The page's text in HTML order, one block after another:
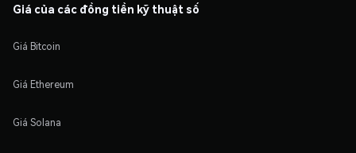
Giá của các đồng tiền kỹ thuật số
Giá Bitcoin
Giá Ethereum
Giá Solana